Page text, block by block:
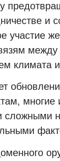
и
участие
климата
многие
сложными